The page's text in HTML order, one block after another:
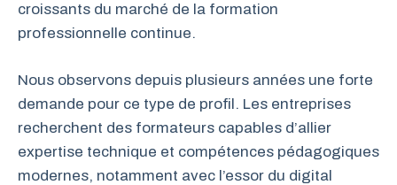
croissants du marché de la formation
professionnelle continue.
Nous observons depuis plusieurs années une forte
demande pour ce type de profil. Les entreprises
recherchent des formateurs capables d’allier
expertise technique et compétences pédagogiques
modernes, notamment avec l’essor du digital